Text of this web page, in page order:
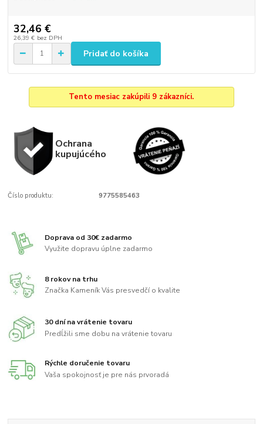
32,46 €
26,39 € bez DPH
Pridať do košíka
Tento mesiac zakúpili 9 zákazníci.
Ochrana
kupujúcého
Číslo produktu: 9775585463
Doprava od 30€ zadarmo
Využite dopravu úplne zadarmo
8 rokov na trhu
Značka Kameník Vás presvedčí o kvalite
30 dní na vrátenie tovaru
Predĺžili sme dobu na vrátenie tovaru
Rýchle doručenie tovaru
Vaša spokojnosť je pre nás prvoradá